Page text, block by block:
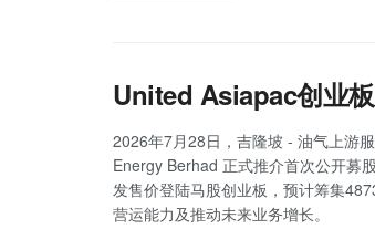
United Asiapac创业
2026年7月28日，吉隆坡 - 油气上游
Energy Berhad 正式推介首次公开募
发售价登陆马股创业板，预计筹集
营运能力及推动未来业务增长。